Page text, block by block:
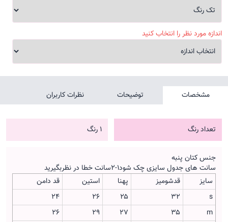
اندازه مورد نظر را انتخاب کنید
مشخصات توضیحات نظرات کاربران
تعداد رنگ 1 رنگ
جنس کتان پنبه
سانت های جدول سایزی چک شود۱-۲سانت خطا در نظربگیرید
سایز
قدشومیز پهنا استین
قد دامن
s
۳۲ ۲۵ ۲۶
۲۴
m
۳۵ ۲۷ ۲۹
۲۶